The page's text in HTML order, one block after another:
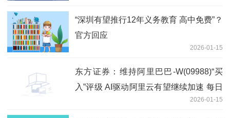
“深圳有望推行12年义务教育 高中免费”？
官方回应
2026-01-15
东方证券：维持阿里巴巴-W(09988)“买
入”评级 AI驱动阿里云有望继续加速 每日
2026-01-15